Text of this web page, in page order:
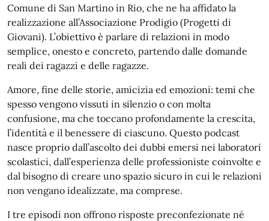
Comune di San Martino in Rio, che ne ha affidato la
realizzazione all’Associazione Prodigio (Progetti di
Giovani). L’obiettivo è parlare di relazioni in modo
semplice, onesto e concreto, partendo dalle domande
reali dei ragazzi e delle ragazze.
Amore, fine delle storie, amicizia ed emozioni: temi che
spesso vengono vissuti in silenzio o con molta
confusione, ma che toccano profondamente la crescita,
l’identità e il benessere di ciascuno. Questo podcast
nasce proprio dall’ascolto dei dubbi emersi nei laboratori
scolastici, dall’esperienza delle professioniste coinvolte e
dal bisogno di creare uno spazio sicuro in cui le relazioni
non vengano idealizzate, ma comprese.
I tre episodi non offrono risposte preconfezionate né